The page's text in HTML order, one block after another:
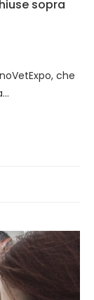
sopra
che